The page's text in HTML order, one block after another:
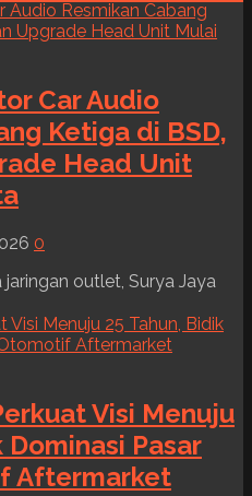
Car Audio
Ketiga di BSD,
Head Unit
0
outlet, Surya Jaya
Visi Menuju
Dominasi Pasar
Aftermarket